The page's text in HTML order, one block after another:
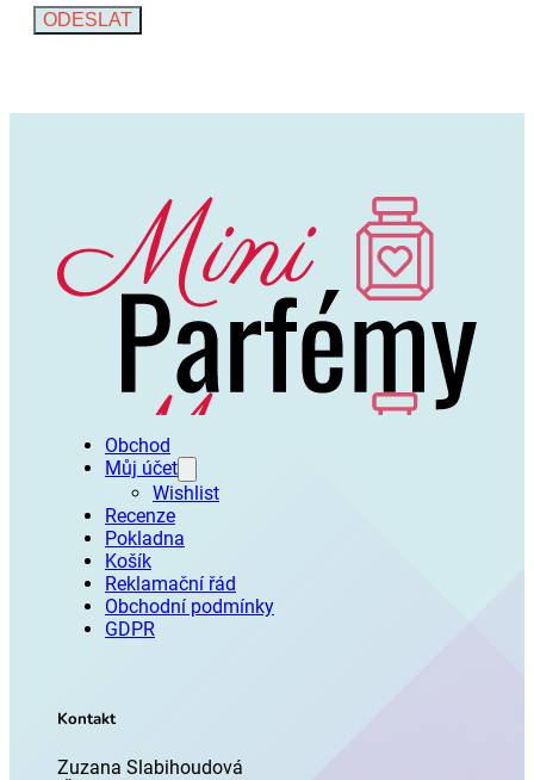
Obchod
Můj účet
Wishlist
Recenze
Pokladna
Košík
Reklamační řád
Obchodní podmínky
GDPR
Kontakt
Zuzana Slabihoudová